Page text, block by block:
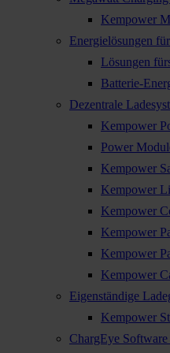
Kempower
Energielösungen
Lösungen
Batterie-
Dezentrale
Kempower
Power
Kempower
Kempower
Kempower
Kempower
Kempower
Kempower
Eigenständige
Kempower
ChargEye